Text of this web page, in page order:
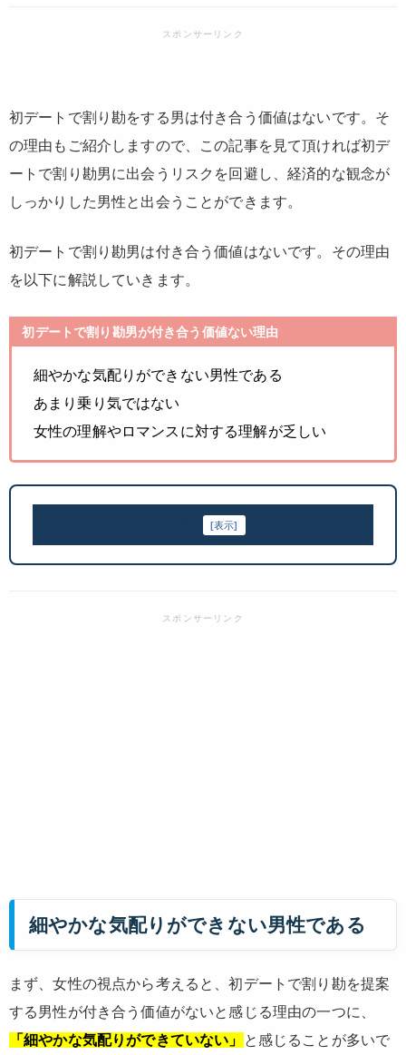
初デートで割り勘をする男は付き合う価値はないです。そ
の理由もご紹介しますので、この記事を見て頂ければ初デ
ートで割り勘男に出会うリスクを回避し、経済的な観念が
しっかりした男性と出会うことができます。
初デートで割り勘男は付き合う価値はないです。その理由
を以下に解説していきます。
初デートで割り勘男が付き合う価値ない理由
細やかな気配りができない男性である
あまり乗り気ではない
女性の理解やロマンスに対する理解が乏しい
[表示]
細やかな気配りができない男性である
まず、女性の視点から考えると、初デートで割り勘を提案
する男性が付き合う価値がないと感じる理由の一つに、
「細やかな気配りができていない」
と感じることが多いで